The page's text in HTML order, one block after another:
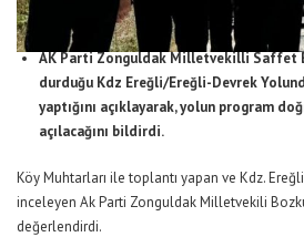
AK Parti Zonguldak Milletvekilli Saffet
durduğu Kdz Ereğli/Ereğli-Devrek
yaptığını açıklayarak, yolun program
açılacağını bildirdi.
Köy Muhtarları ile toplantı yapan ve Kdz.
inceleyen Ak Parti Zonguldak Milletvekili
değerlendirdi.